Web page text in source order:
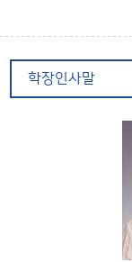
학장인사말